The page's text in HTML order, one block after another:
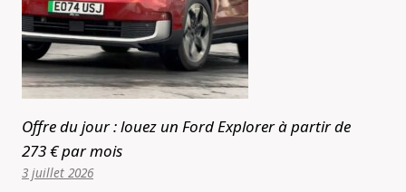
Offre du jour : louez un Ford Explorer à partir de
273 € par mois
3 juillet 2026